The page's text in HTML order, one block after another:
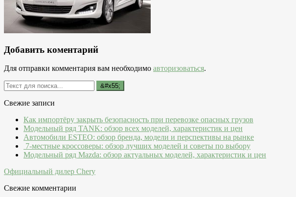
Добавить коментарий
Для отправки комментария вам необходимо авторизоваться.
Свежие записи
Как импортёру закрыть безопасность при перевозке опасных грузов
Модельный ряд TANK: обзор всех моделей, характеристик и цен
Автомобили ESTEO: обзор бренда, модели и перспективы на рынке
7-местные кроссоверы: обзор лучших моделей и советы по выбору
Модельный ряд Mazda: обзор актуальных моделей, характеристик и цен
Официальный дилер Chery
Свежие комментарии